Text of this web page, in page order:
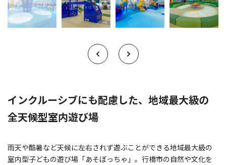
インクルーシブにも配慮した、地域最大級の
全天候型室内遊び場
雨天や酷暑など天候に左右されず遊ぶことができる地域最大級の
室内型子どもの遊び場「あそぼっちゃ」。行橋市の自然や文化を